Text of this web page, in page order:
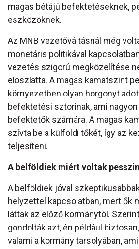
magas bétájú befektetéseknek,
eszközöknek.
Az MNB vezetőváltásnál még
monetáris politikával
vezetés szigorú megközelítése
eloszlatta. A magas kamatszint
környezetben olyan horgonyt
befektetési sztorinak, ami
befektetők számára. A magas
szívta be a külföldi tőkét, így az
teljesíteni.
A belföldiek miért voltak
A belföldiek jóval
helyzettel kapcsolatban, mert ők
láttak az előző kormánytól.
gondolták azt, én például
valami a kormány tarsolyában,